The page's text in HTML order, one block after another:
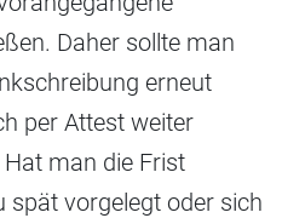
Daher sollte man
erneut
per Attest weiter
man die Frist
spät vorgelegt oder sich